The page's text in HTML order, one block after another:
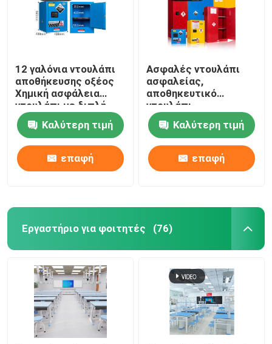
12 γαλόνια ντουλάπι
αποθήκευσης οξέος
Χημική ασφάλεια
ντουλάπι με διπλή
πόρτα
Καλύτερη τιμή
επαφή
Ασφαλές ντουλάπι
ασφαλείας,
αποθηκευτικό
ντουλάπι
εργαστηρίου
εξαερισμού
Καλύτερη τιμή
επαφή
Εργαστήριο για φοιτητές (76)